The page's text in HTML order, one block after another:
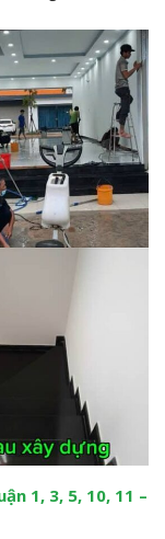
1, 3, 5, 10, 11 –